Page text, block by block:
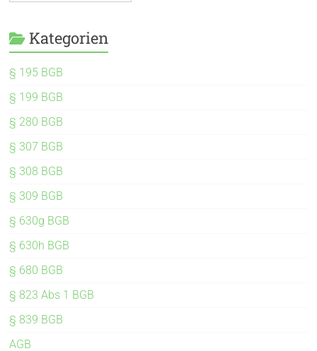
Kategorien
§ 195 BGB
§ 199 BGB
§ 280 BGB
§ 307 BGB
§ 308 BGB
§ 309 BGB
§ 630g BGB
§ 630h BGB
§ 680 BGB
§ 823 Abs 1 BGB
§ 839 BGB
AGB